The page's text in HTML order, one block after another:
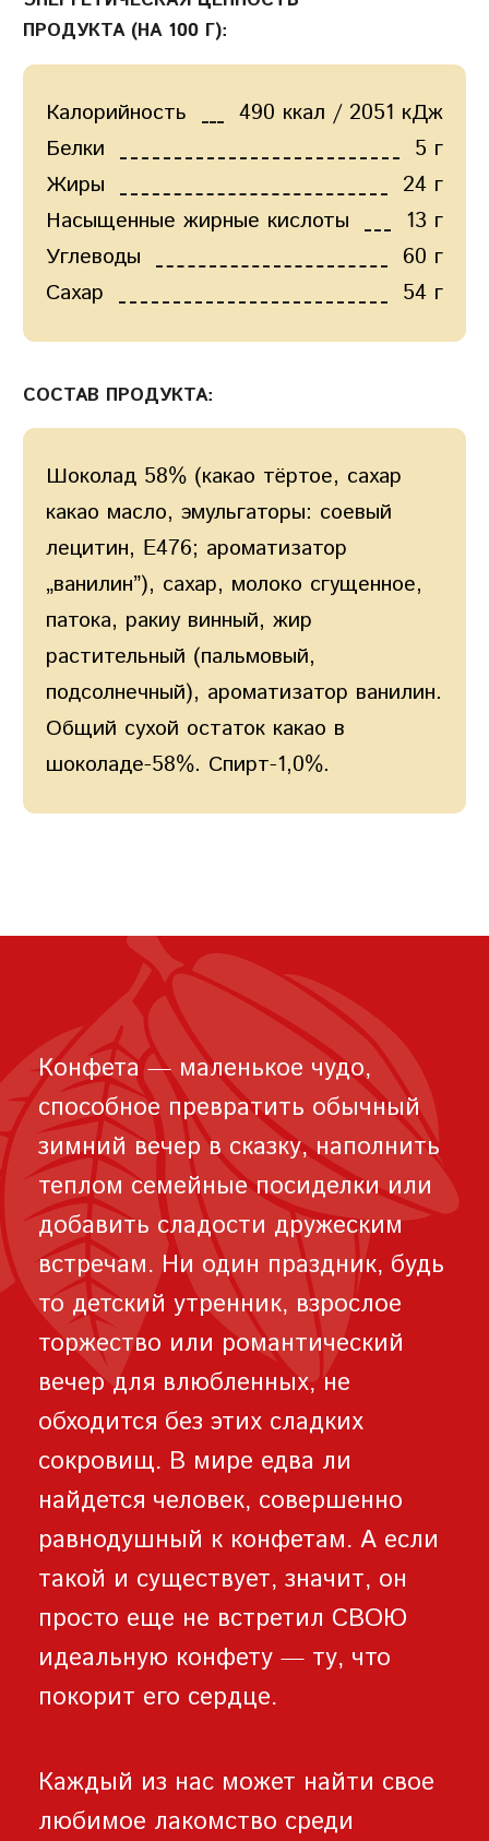
ПРОДУКТА (НА 100 Г):
Калорийность
490 ккал / 2051 кДж
Белки
5 г
Жиры
24 г
Насыщенные жирные кислоты
13 г
Углеводы
60 г
Сахар
54 г
СОСТАВ ПРОДУКТА:
Шоколад 58% (какао тёртое, сахар
какао масло, эмульгаторы: соевый
лецитин, E476; ароматизатор
„ванилин”), сахар, молоко сгущенное,
патока, ракиу винный, жир
растительный (пальмовый,
подсолнечный), ароматизатор ванилин.
Общий сухой остаток какао в
шоколаде-58%. Спирт-1,0%.
Конфета — маленькое чудо,
способное превратить обычный
зимний вечер в сказку, наполнить
теплом семейные посиделки или
добавить сладости дружеским
встречам. Ни один праздник, будь
то детский утренник, взрослое
торжество или романтический
вечер для влюбленных, не
обходится без этих сладких
сокровищ. В мире едва ли
найдется человек, совершенно
равнодушный к конфетам. А если
такой и существует, значит, он
просто еще не встретил СВОЮ
идеальную конфету — ту, что
покорит его сердце.
Каждый из нас может найти свое
любимое лакомство среди